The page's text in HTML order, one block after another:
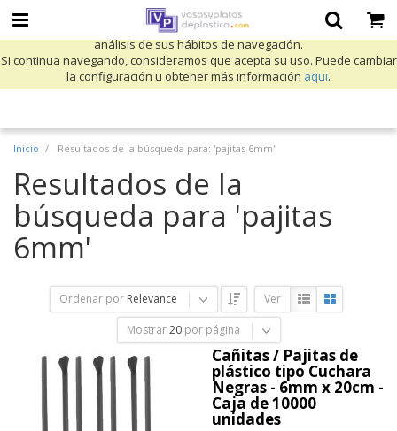
Utilizamos cookies propias y de terceros para mejorar nuestros servicios
y mostrarle publicidad relacionada con sus preferencias mediante el
análisis de sus hábitos de navegación.
Si continua navegando, consideramos que acepta su uso. Puede cambiar
la configuración u obtener más información aqui.
Inicio Resultados de la búsqueda para: 'pajitas 6mm'
Resultados de la
búsqueda para 'pajitas
6mm'
Ordenar por Relevance Ver
Mostrar 20 por página
Cañitas / Pajitas de
plástico tipo Cuchara
Negras - 6mm x 20cm -
Caja de 10000
unidades